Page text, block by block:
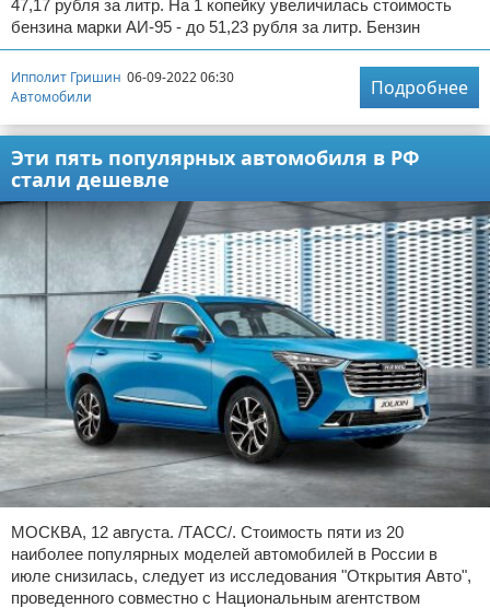
47,17 рубля за литр. На 1 копейку увеличилась стоимость
бензина марки АИ-95 - до 51,23 рубля за литр. Бензин
Ипполит Гришин 06-09-2022 06:30
Автомобили
Подробнее
Эти пять популярных автомобиля в РФ
стали дешевле
МОСКВА, 12 августа. /ТАСС/. Стоимость пяти из 20
наиболее популярных моделей автомобилей в России в
июле снизилась, следует из исследования "Открытия Авто",
проведенного совместно с Национальным агентством